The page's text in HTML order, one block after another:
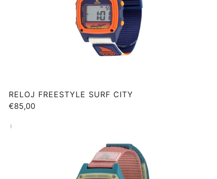
RELOJ FREESTYLE SURF CITY
€85,00